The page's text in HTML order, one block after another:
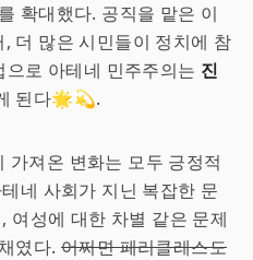
확대했다. 공직을 맡은 이
더 많은 시민들이 정치에 참
로 아테네 민주주의는 진
된다🌟💫.
가져온 변화는 모두 긍정적
네 사회가 지닌 복잡한 문
여성에 대한 차별 같은 문제
였다. 어쩌면 페리클레스도